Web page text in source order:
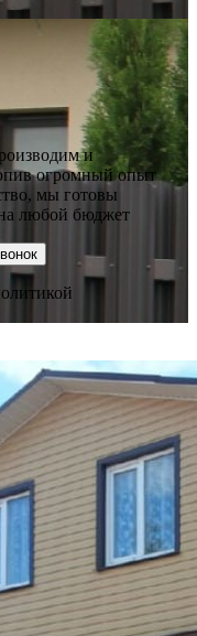
и
огромный опыт
мы готовы
любой бюджет